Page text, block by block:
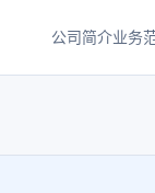
公司简介业务